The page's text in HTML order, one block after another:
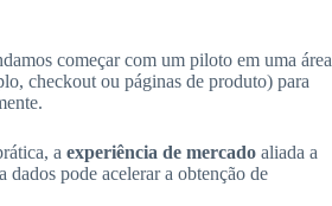
começar com um piloto em uma área
checkout ou páginas de produto) para
a experiência de mercado aliada a
dados pode acelerar a obtenção de